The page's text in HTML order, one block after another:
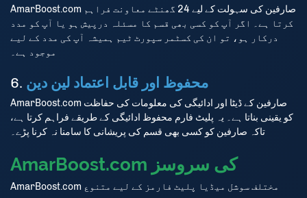
AmarBoost.com صارفین کی سہولت کے لیے 24 گھنٹے معاونت فراہم
کرتا ہے۔ اگر آپ کو کسی بھی قسم کا مسئلہ درپیش ہو یا آپ کو مدد
درکار ہو، تو ان کی کسٹمر سپورٹ ٹیم ہمیشہ آپ کی مدد کے لیے
موجود ہے۔
6. محفوظ اور قابل اعتماد لین دین
AmarBoost.com صارفین کے ڈیٹا اور ادائیگی کی معلومات کی حفاظت
کو یقینی بناتا ہے۔ یہ پلیٹ فارم محفوظ ادائیگی کے طریقے فراہم کرتا ہے،
تاکہ صارفین کو کسی بھی قسم کی پریشانی کا سامنا نہ کرنا پڑے۔
AmarBoost.com کی سروسز
AmarBoost.com مختلف سوشل میڈیا پلیٹ فارمز کے لیے متنوع